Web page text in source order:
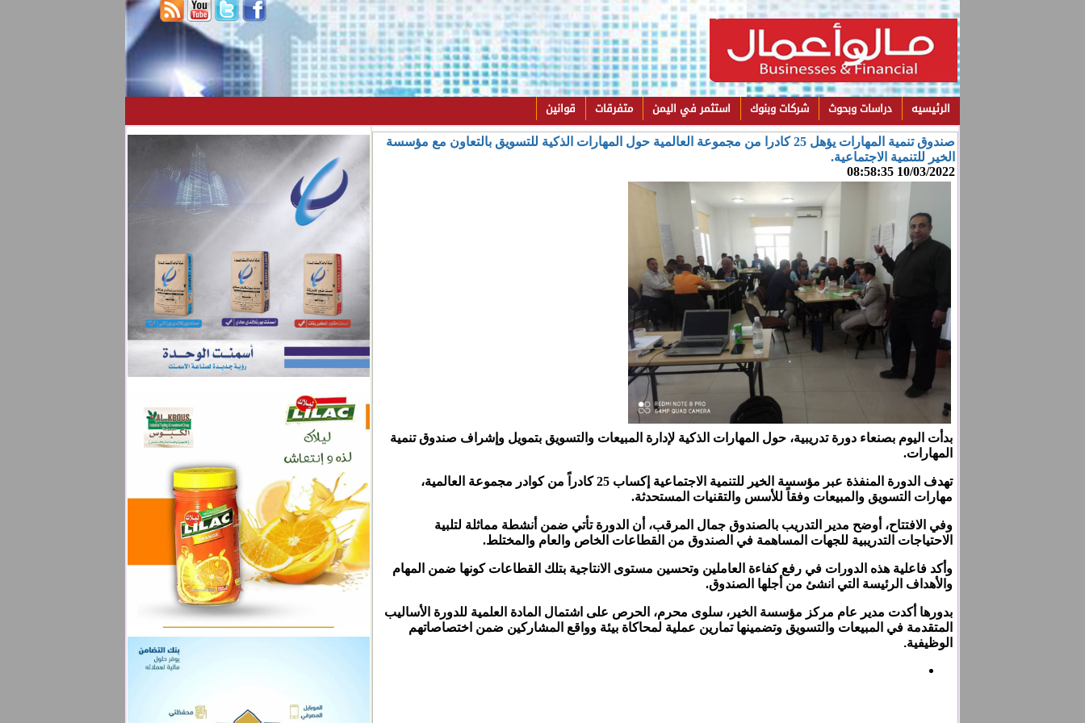
الرئيسيه دراسات وبحوث شركات وبنوك استثمر في اليمن متفرقات قوانين
صندوق تنمية المهارات يؤهل 25 كادرا من مجموعة العالمية حول المهارات الذكية للتسويق بالتعاون مع مؤسسة
الخير للتنمية الاجتماعية.
10/03/2022 08:58:35
بدأت اليوم بصنعاء دورة تدريبية، حول المهارات الذكية لإدارة المبيعات والتسويق بتمويل وإشراف صندوق تنمية
المهارات.
تهدف الدورة المنفذة عبر مؤسسة الخير للتنمية الاجتماعية إكساب 25 كادراً من كوادر مجموعة العالمية،
مهارات التسويق والمبيعات وفقاً للأسس والتقنيات المستحدثة.
وفي الافتتاح، أوضح مدير التدريب بالصندوق جمال المرقب، أن الدورة تأتي ضمن أنشطة مماثلة لتلبية
الاحتياجات التدريبية للجهات المساهمة في الصندوق من القطاعات الخاص والعام والمختلط.
وأكد فاعلية هذه الدورات في رفع كفاءة العاملين وتحسين مستوى الانتاجية بتلك القطاعات كونها ضمن المهام
والأهداف الرئيسة التي انشئ من أجلها الصندوق.
بدورها أكدت مدير عام مركز مؤسسة الخير، سلوى محرم، الحرص على اشتمال المادة العلمية للدورة الأساليب
المتقدمة في المبيعات والتسويق وتضمينها تمارين عملية لمحاكاة بيئة وواقع المشاركين ضمن اختصاصاتهم
الوظيفية.